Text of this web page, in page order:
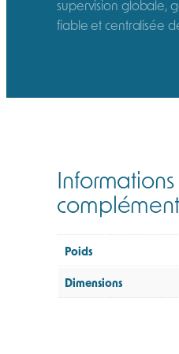
supervision globale,
fiable et centralisée
Informations
Poids
Dimensions